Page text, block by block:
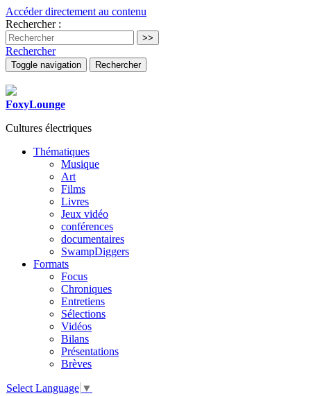
Accéder directement au contenu
Rechercher :
Rechercher
Toggle navigation Rechercher
FoxyLounge
Cultures électriques
Thématiques
Musique
Art
Films
Livres
Jeux vidéo
conférences
documentaires
SwampDiggers
Formats
Focus
Chroniques
Entretiens
Sélections
Vidéos
Bilans
Présentations
Brèves
Select Language ▼